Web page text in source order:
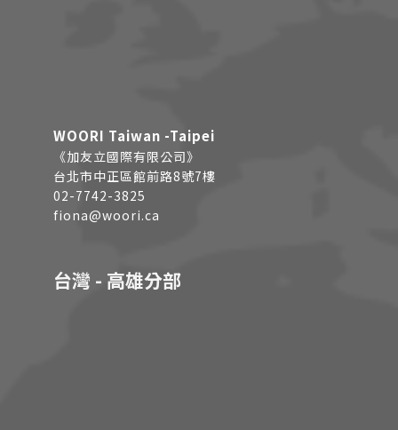
WOORI Taiwan -Taipei
《加友立國際有限公司》
台北市中正區館前路8號7樓
02-7742-3825
fiona@woori.ca
台灣 - 高雄分部